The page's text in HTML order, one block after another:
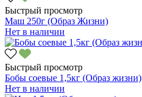
Быстрый просмотр
Маш 250г (Образ Жизни)
Нет в наличии
Быстрый просмотр
Бобы соевые 1,5кг (Образ жизни)
Нет в наличии